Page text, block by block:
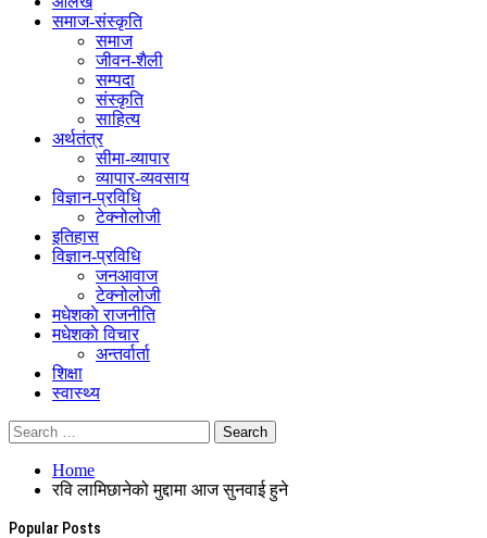
समाज-संस्कृति
समाज
जीवन-शैली
सम्पदा
संस्कृति
साहित्य
अर्थतंत्र
सीमा-व्यापार
व्यापार-व्यवसाय
विज्ञान-प्रविधि
टेक्नोलोजी
इतिहास
विज्ञान-प्रविधि
जनआवाज
टेक्नोलोजी
मधेशकाे राजनीति
मधेशकाे विचार
अन्तर्वार्ता
शिक्षा
स्वास्थ्य
Home
रवि लामिछानेको मुद्दामा आज सुनवाई हुने
Popular Posts